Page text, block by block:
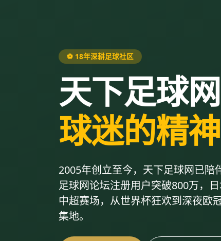
⚽ 18年深耕足球社区
天下足球网
球迷的精
2005年创立至今，天下足球网已
足球网论坛注册用户突破800万，
中超赛场，从世界杯狂欢到深夜欧
集地。